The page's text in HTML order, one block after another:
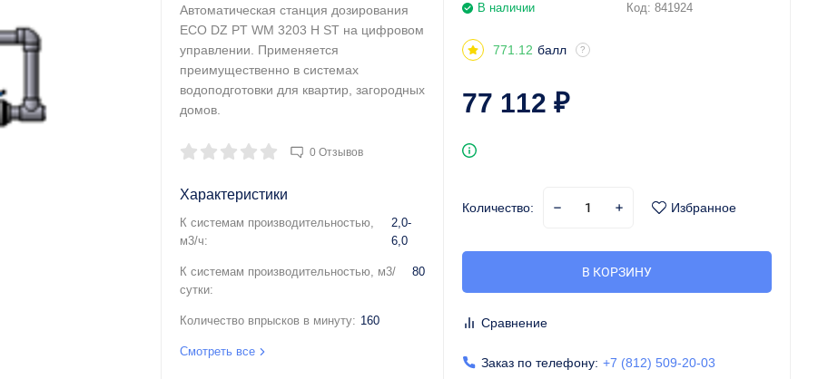
Автоматическая станция дозирования
ECO DZ PT WM 3203 H ST на цифровом
управлении. Применяется
преимущественно в системах
водоподготовки для квартир, загородных
домов.
0 Отзывов
Характеристики
К системам производительностью,
м3/ч:
2,0-
6,0
К системам производительностью, м3/
сутки:
80
Количество впрысков в минуту: 160
Смотреть все
В наличии Код: 841924
771.12 балл ?
77 112₽
Количество: Избранное
В КОРЗИНУ
Сравнение
Заказ по телефону: +7 (812) 509-20-03